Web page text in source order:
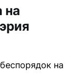
на
на